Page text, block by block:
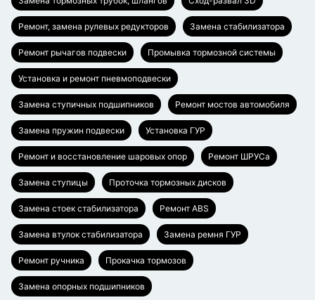
Ремонт, замена рулевых редукторов Замена стабилизатора
Ремонт рычагов подвески Промывка тормозной системы
Установка и ремонт пневмоподвески
Замена ступичных подшипников Ремонт мостов автомобиля
Замена пружин подвески Установка ГУР
Ремонт и восстановление шаровых опор Ремонт ШРУСа
Замена ступицы Проточка тормозных дисков
Замена стоек стабилизатора Ремонт ABS
Замена втулок стабилизатора Замена ремня ГУР
Ремонт ручника Прокачка тормозов
Замена опорных подшипников